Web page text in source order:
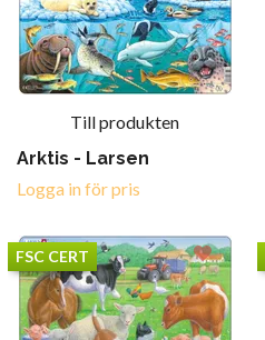
Till produkten
Arktis - Larsen
Logga in för pris
FSC CERT